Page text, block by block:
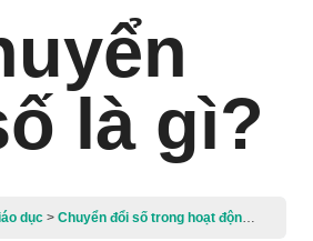
là gì?
dục Chuyển đổi số trong hoạt động dạy học và giáo dục học sinh